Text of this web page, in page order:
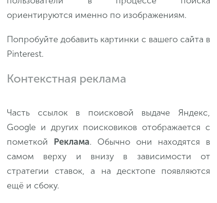
ориентируются именно по изображениям.
Попробуйте добавить картинки с вашего сайта в
Pinterest.
Контекстная реклама
Часть ссылок в поисковой выдаче Яндекс,
Google и других поисковиков отображается с
пометкой Реклама. Обычно они находятся в
самом верху и внизу в зависимости от
стратегии ставок, а на десктопе появляются
ещё и сбоку.